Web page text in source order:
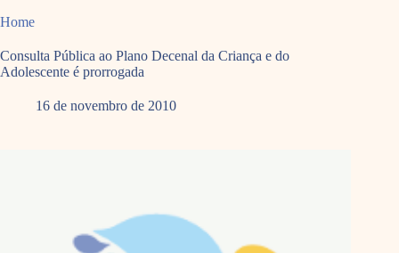
Home
Consulta Pública ao Plano Decenal da Criança e do
Adolescente é prorrogada
16 de novembro de 2010